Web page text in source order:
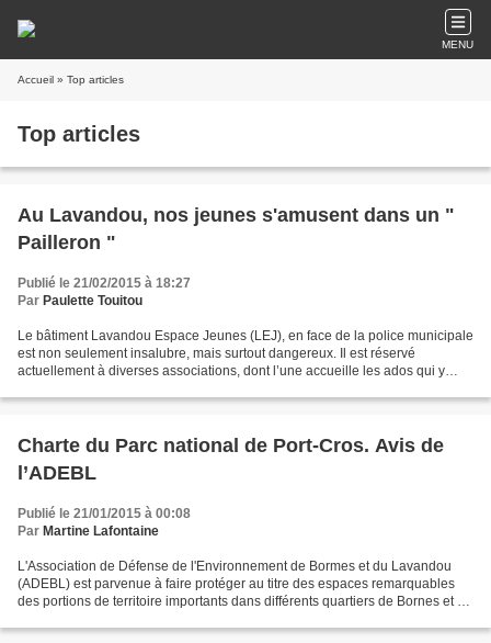
MENU
Accueil » Top articles
Top articles
Au Lavandou, nos jeunes s'amusent dans un "
Pailleron "
Publié le 21/02/2015 à 18:27
Par Paulette Touitou
Le bâtiment Lavandou Espace Jeunes (LEJ), en face de la police municipale
est non seulement insalubre, mais surtout dangereux. Il est réservé
actuellement à diverses associations, dont l’une accueille les ados qui y
Charte du Parc national de Port-Cros. Avis de
l’ADEBL
Publié le 21/01/2015 à 00:08
Par Martine Lafontaine
L'Association de Défense de l'Environnement de Bormes et du Lavandou
(ADEBL) est parvenue à faire protéger au titre des espaces remarquables
des portions de territoire importants dans différents quartiers de Bornes et du